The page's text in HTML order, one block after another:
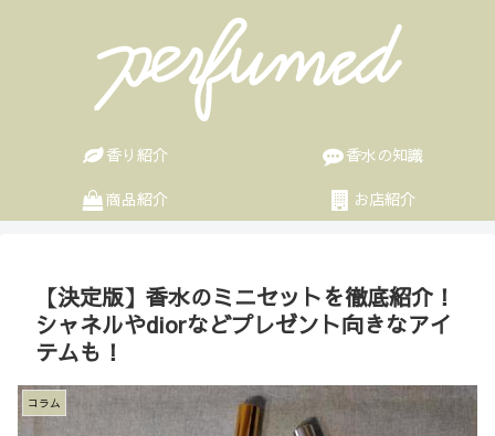
香り紹介
香水の知識
商品紹介
お店紹介
【決定版】香水のミニセットを徹底紹介！
シャネルやdiorなどプレゼント向きなアイ
テムも！
コラム